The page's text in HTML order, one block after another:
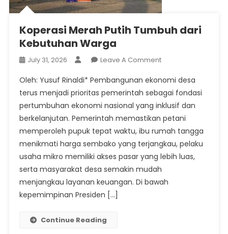
Koperasi Merah Putih Tumbuh dari
Kebutuhan Warga
July 31, 2026 Leave A CommentOn
Merah
Putih
Tumbuh
Dari
Kebutuhan
Warga
Oleh: Yusuf Rinaldi* Pembangunan ekonomi desa
terus menjadi prioritas pemerintah sebagai fondasi
pertumbuhan ekonomi nasional yang inklusif dan
berkelanjutan. Pemerintah memastikan petani
memperoleh pupuk tepat waktu, ibu rumah tangga
menikmati harga sembako yang terjangkau, pelaku
usaha mikro memiliki akses pasar yang lebih luas,
serta masyarakat desa semakin mudah
menjangkau layanan keuangan. Di bawah
kepemimpinan Presiden […]
Continue Reading